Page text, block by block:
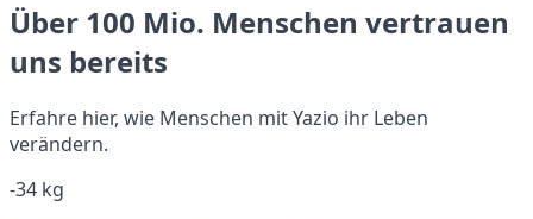
Über 100 Mio. Menschen vertrauen
uns bereits
Erfahre hier, wie Menschen mit Yazio ihr Leben
verändern.
-34 kg